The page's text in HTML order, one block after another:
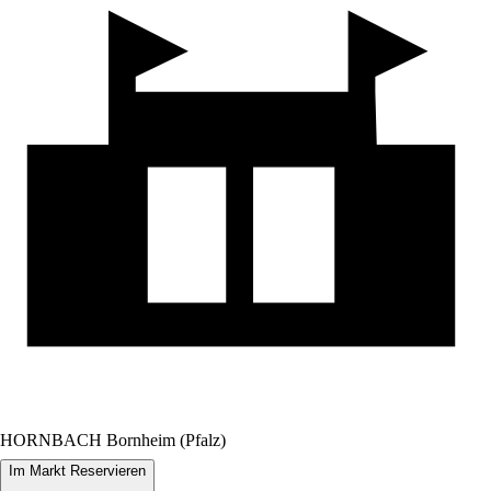
HORNBACH Bornheim (Pfalz)
Im Markt Reservieren